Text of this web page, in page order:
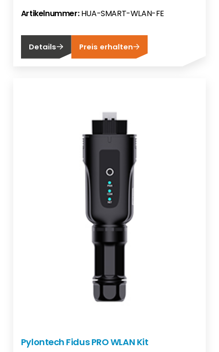
Artikelnummer:HUA-SMART-WLAN-FE
Details Preis erhalten
Pylontech Fidus PRO WLAN Kit